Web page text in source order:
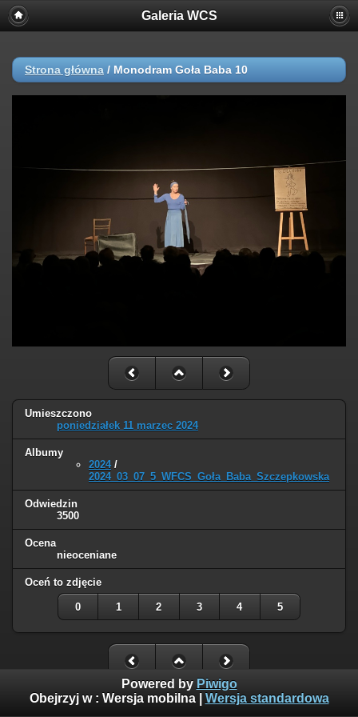
Galeria WCS
Strona główna / Monodram Goła Baba 10
Umieszczono
poniedziałek 11 marzec 2024
Albumy
2024/
2024_03_07_5_WFCS_Goła_Baba_Szczepkowska
Odwiedzin
3500
Ocena
nieoceniane
Oceń to zdjęcie
0 1 2 3 4 5
Powered by Piwigo
Obejrzyj w : Wersja mobilna| Wersja standardowa